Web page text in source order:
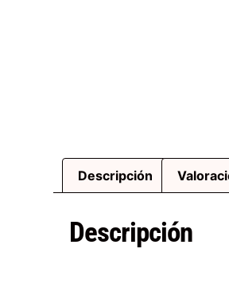
Descripción
Descripción